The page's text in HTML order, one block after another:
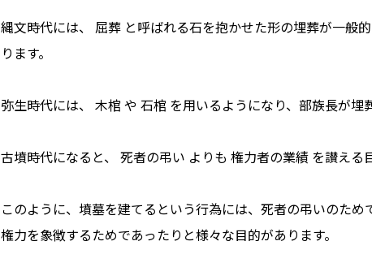
縄文時代には、 屈葬 と呼ばれる石を抱かせた形の埋葬が一般
ります。
弥生時代には、 木棺 や 石棺 を用いるようになり、部族長が埋
古墳時代になると、 死者の弔い よりも 権力者の業績 を讃える
このように、墳墓を建てるという行為には、死者の弔いのため
権力を象徴するためであったりと様々な目的があります。